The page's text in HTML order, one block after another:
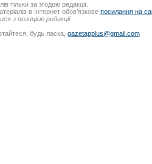
тільки за згодою редакції.
в Інтернет обов’язкове посилання на
з позицією редакції
будь ласка, gazetapplus@gmail.com